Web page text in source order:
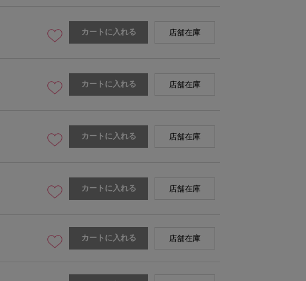
カートに入れる 店舗在庫
カートに入れる 店舗在庫
カートに入れる 店舗在庫
カートに入れる 店舗在庫
カートに入れる 店舗在庫